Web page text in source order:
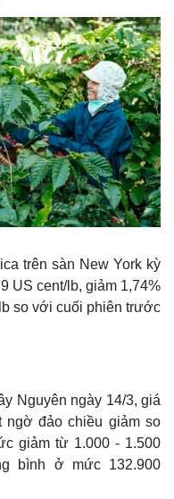
Magazine
trên sàn New York kỳ
US cent/lb, giảm 1,74%
so với cuối phiên trước
Nguyên ngày 14/3, giá
ngờ đảo chiều giảm so
giảm từ 1.000 - 1.500
bình ở mức 132.900